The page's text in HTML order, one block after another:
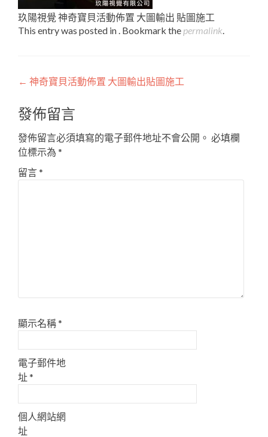
玖陽視覺 神奇寶貝活動佈置 大圖輸出 貼圖施工
This entry was posted in . Bookmark the permalink.
Post
navigation
← 神奇寶貝活動佈置 大圖輸出貼圖施工
發佈留言
發佈留言必須填寫的電子郵件地址不會公開。 必填欄
位標示為 *
留言*
顯示名稱*
電子郵件地
址*
個人網站網
址